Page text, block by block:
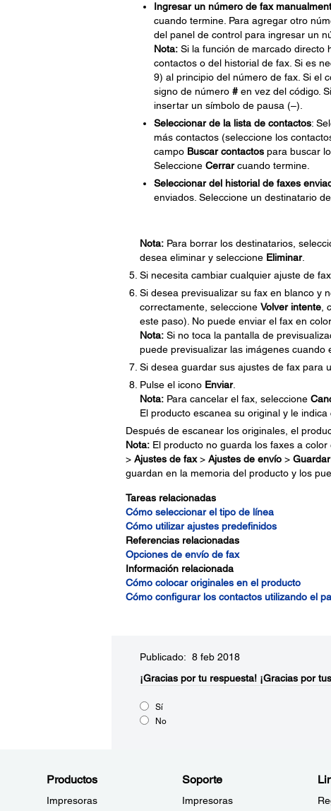
Ingresar un número de fax
cuando termine. Para agregar otro
del panel de control para ingresar un
Nota:Si la función de marcado directo
contactos o del historial de fax. Si es
9) al principio del número de fax. Si el
signo de número #en vez del código.
insertar un símbolo de pausa (–).
Seleccionar de la lista de contactos:
más contactos (seleccione los
campo Buscar contactospara buscar
Seleccione Cerrarcuando termine.
Seleccionar del historial de faxes
enviados. Seleccione un destinatario de
Nota:Para borrar los destinatarios,
desea eliminar y seleccione Eliminar.
Si necesita cambiar cualquier ajuste de
Si desea previsualizar su fax en blanco y
correctamente, seleccione Volver intente,
este paso). No puede enviar el fax en
Nota:Si no toca la pantalla de
puede previsualizar las imágenes cuando
Si desea guardar sus ajustes de fax para
Pulse el icono Enviar.
Nota:Para cancelar el fax, seleccione
El producto escanea su original y le
Después de escanear los originales, el
Nota:El producto no guarda los faxes a
> Ajustes de fax> Ajustes de envío>
guardan en la memoria del producto y los
Tareas relacionadas
Cómo seleccionar el tipo de línea
Cómo utilizar ajustes predefinidos
Referencias relacionadas
Opciones de envío de fax
Información relacionada
Cómo colocar originales en el producto
Cómo configurar los contactos utilizando el
Publicado: 8 feb 2018
¡Gracias por tu respuesta! ¡Gracias por
Sí
No
Productos
Impresoras
Soporte
Impresoras